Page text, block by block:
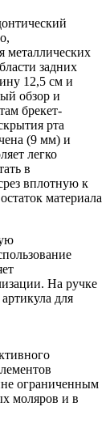
металлических
задних
12,5 см и
обзор и
брекет-
рта
(9 мм) и
легко
в
вплотную к
материала
На ручке
для
ограниченным
моляров и в